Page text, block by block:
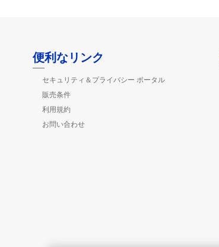
便利なリンク
セキュリティ＆プライバシー ポータル
販売条件
利用規約
お問い合わせ